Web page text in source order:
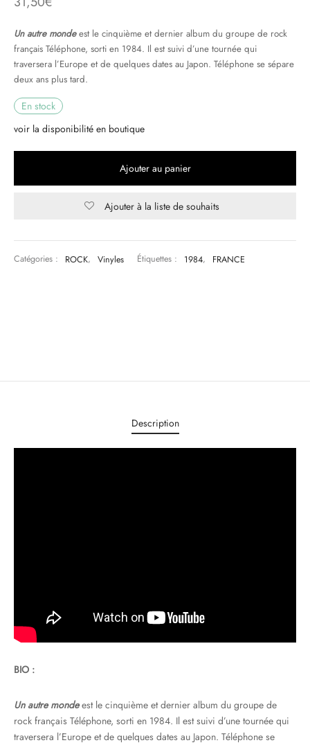
Un autre mondeest le cinquième et dernier album du groupe de rock
français Téléphone, sorti en 1984. Il est suivi d’une tournée qui
traversera l’Europe et de quelques dates au Japon. Téléphone se sépare
deux ans plus tard.
En stock
voir la disponibilité en boutique
Ajouter au panier
Ajouter à la liste de souhaits
Catégories : ROCK, Vinyles Étiquettes : 1984, FRANCE
Description
BIO :
Un autre mondeest le cinquième et dernier album du groupe de
rock français Téléphone, sorti en 1984. Il est suivi d’une tournée qui
traversera l’Europe et de quelques dates au Japon. Téléphone se
HIP-HOP